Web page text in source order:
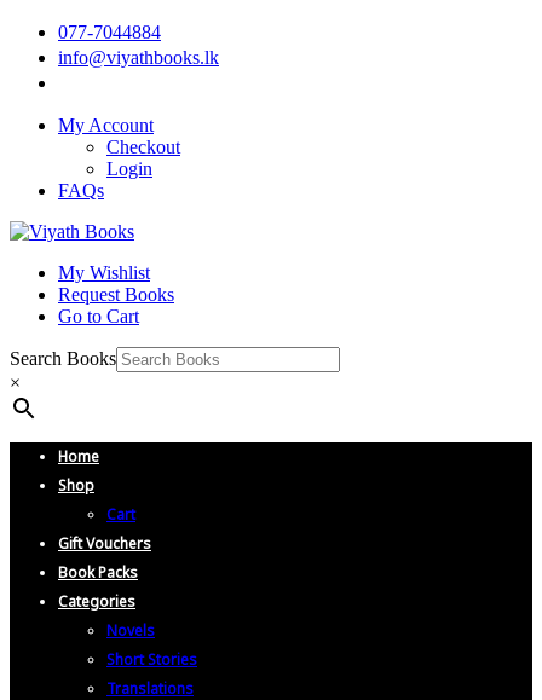
077-7044884
info@viyathbooks.lk
My Account
Checkout
Login
FAQs
My Wishlist
Request Books
Go to Cart
Search Books
×
Home
Shop
Cart
Gift Vouchers
Book Packs
Categories
Novels
Short Stories
Translations